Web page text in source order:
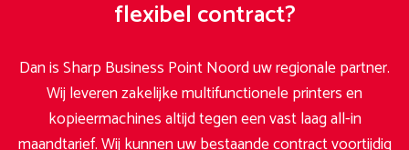
flexibel contract?
Dan is Sharp Business Point Noord uw regionale partner.
Wij leveren zakelijke multifunctionele printers en
kopieermachines altijd tegen een vast laag all-in